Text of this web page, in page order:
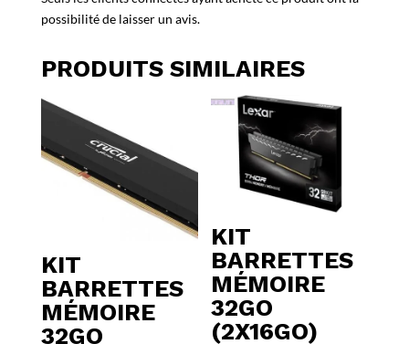
possibilité de laisser un avis.
PRODUITS SIMILAIRES
KIT
BARRETTES
MÉMOIRE
32GO
KIT
BARRETTES
MÉMOIRE
32GO
(2X16GO)